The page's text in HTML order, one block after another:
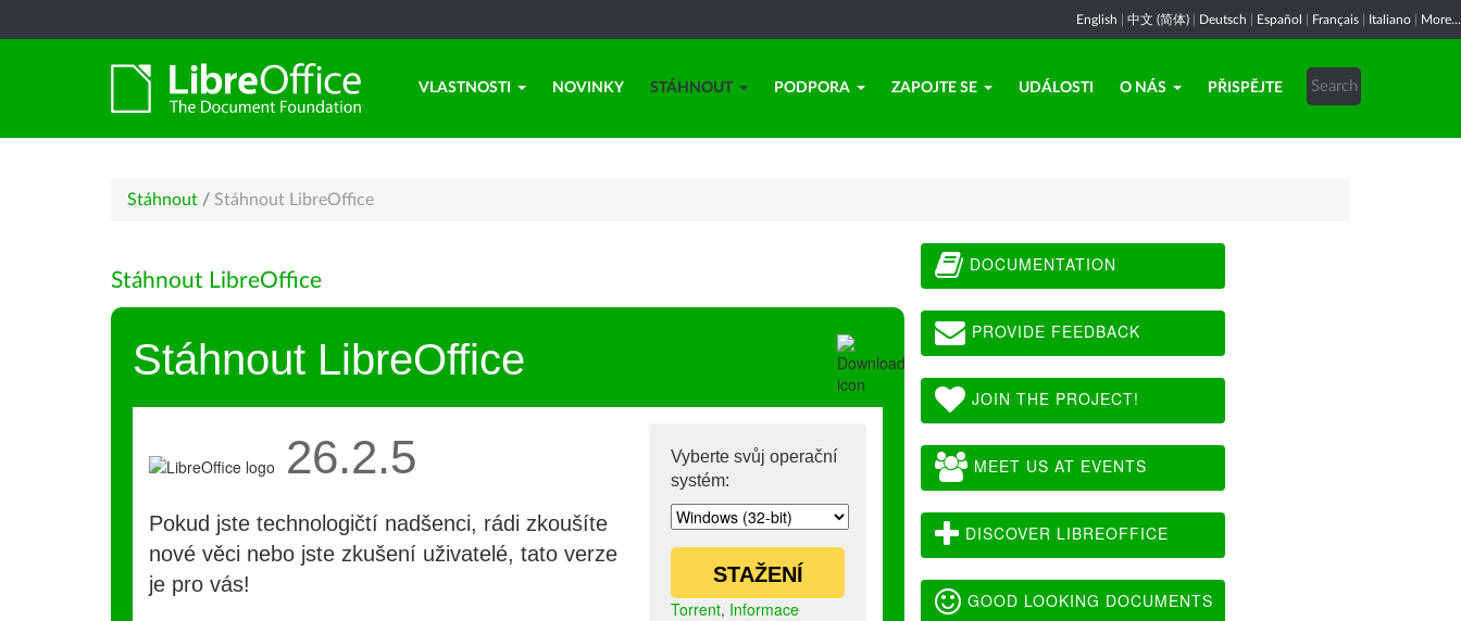
English 中文 (简体) Deutsch Español Français Italiano More...
VLASTNOSTI NOVINKY STÁHNOUT PODPORA ZAPOJTE SE UDÁLOSTI O NÁS PŘISPĚJTE
Stáhnout / Stáhnout LibreOffice
Stáhnout LibreOffice
Stáhnout LibreOffice
Vyberte svůj operační
systém:
STAŽENÍ
Torrent, Informace
26.2.5
Pokud jste technologičtí nadšenci, rádi zkoušíte
nové věci nebo jste zkušení uživatelé, tato verze
je pro vás!
DOCUMENTATION
PROVIDE FEEDBACK
JOIN THE PROJECT!
MEET US AT EVENTS
DISCOVER LIBREOFFICE
GOOD LOOKING DOCUMENTS